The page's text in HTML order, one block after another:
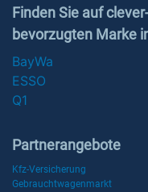
Finden Sie auf
bevorzugten Marke
BayWa
ESSO
Q1
Partnerangebote
Kfz-Versicherung
Gebrauchtwagenmarkt